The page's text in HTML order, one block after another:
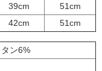
39cm
51cm
42cm 51cm
ン6%